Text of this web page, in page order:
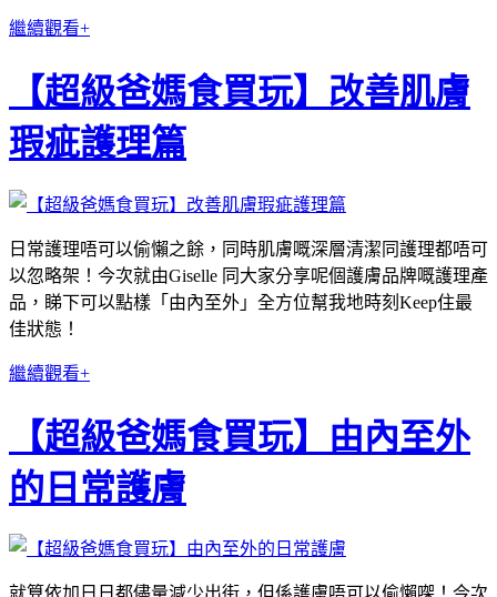
繼續觀看+
【超級爸媽食買玩】改善肌膚
瑕疵護理篇
日常護理唔可以偷懶之餘，同時肌膚嘅深層清潔同護理都唔可
以忽略架！今次就由Giselle 同大家分享呢個護膚品牌嘅護理產
品，睇下可以點樣「由內至外」全方位幫我地時刻Keep住最
佳狀態！
繼續觀看+
【超級爸媽食買玩】由內至外
的日常護膚